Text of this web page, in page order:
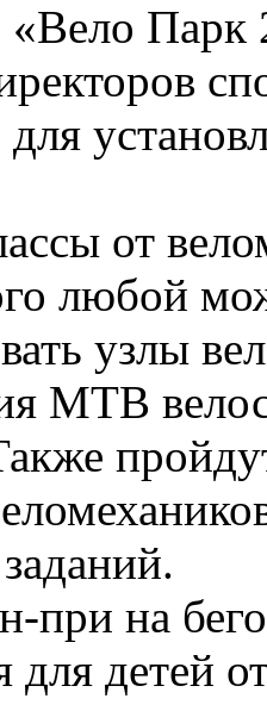
Парк
от
любой
узлы
MTB
на
для детей